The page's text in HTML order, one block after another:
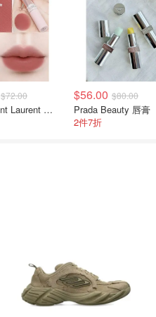
$72.00
Yves Saint Laurent 裸粉管
$56.00 $80.00
Prada Beauty 唇膏
2件7折